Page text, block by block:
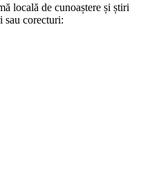
locală de cunoaștere și știri
sau corecturi: